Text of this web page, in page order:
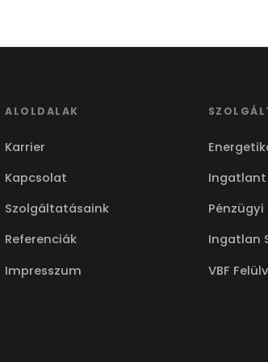
ALOLDALAK
Karrier
Kapcsolat
Szolgáltatásaink
Referenciák
Impresszum
Ingatlant
Pénzügyi
Ingatlan
VBF